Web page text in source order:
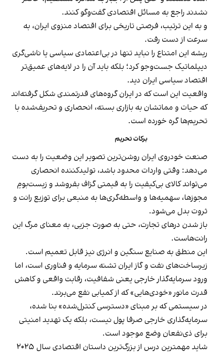
نشدند راجع به مسائل اقتصادی گفت‌وگو کنند.
و به این ترتیب، فرصتی تاریخی برای اقتصاد منزوی ایران، به
سرعت از دست رفت.
ریشه این امتناع را نباید تنها در بی‌اعتمادی سیاسی یا ناشی‌گری
دیپلماتیک جست‌وجو کرد؛ بلکه باید آن را در لایه‌های عمیق‌تر
اقتصاد سیاسی ایران دید.
واقعیت این است که در ایران گروه‌های قدرتمندی شکل گرفته‌اند
که حیات و مماتشان به بازاری بسته، انحصاری و تحریف‌شده با
تحریم‌ها گره خورده است.
برکات تحریم
صنعت خودروی ایران روشن‌ترین تصویر این وضعیت را به دست
می‌دهد: وقتی واردات محدود باشد، تولیدکننده انحصاری
می‌تواند کالای بی‌کیفیت را به قیمتی گزاف بفروشد و زیست‌بومِ
مجوزها، سهمیه‌ها و واسطه‌گری‌ها به منبعی برای توزیع رانت و
ثروت بدل می‌شود.
باز شدن درهای تجارت، حتی به صورت جزیی، به معنای مرگ این
رانت‌هاست.
این منطق به صنایع سنگین و انرژی نیز قابل تعمیم است.
زیرساخت‌های نفت و گاز ایران تشنه سرمایه و فناوری است، اما
ورود سرمایه‌گذار خارجی یعنی شفافیت، رقابت واقعی و کاهش
قدرت مانور «خودی‌هایی» که از کمیابی نفع می‌برند.
در سیستمی که بر مبنای «دسترسی کنترل‌شده» بنا شده،
سرمایه‌گذاری خارجی صرفا پول نیست، بلکه یک تهدید امنیتی
برای ذی‌نفعان وضع موجود است.
شاید مهمترین درس از بزرگ‌ترین داستان اقتصادی سال ۲۰۲۵